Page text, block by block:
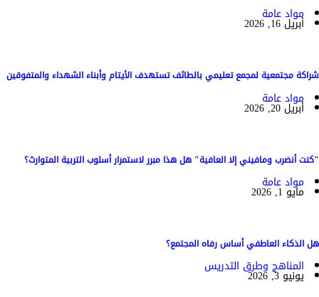
مواد عامة
أبريل 16, 2026
شراكة مجتمعية لمجمع تعليمي بالطائف تستهدف الأيتام وأبناء الشهداء والمتفوقين
مواد عامة
أبريل 20, 2026
"كنت أنضرب ومافيني إلا العافية" هل هذا مبرر لاستمرار أسلوب التربية المتوارث؟
مواد عامة
مايو 1, 2026
هل الذكاء العاطفي أساس رفاه المجتمع؟
المناهج وطرق التدريس
يونيو 3, 2026